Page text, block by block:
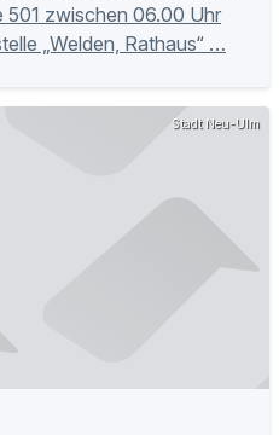
501 zwischen 06.00 Uhr
„Welden, Rathaus“ …
Stadt Neu-Ulm